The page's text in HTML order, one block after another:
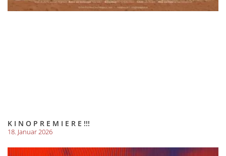
K I N O P R E M I E R E !!!
18. Januar 2026